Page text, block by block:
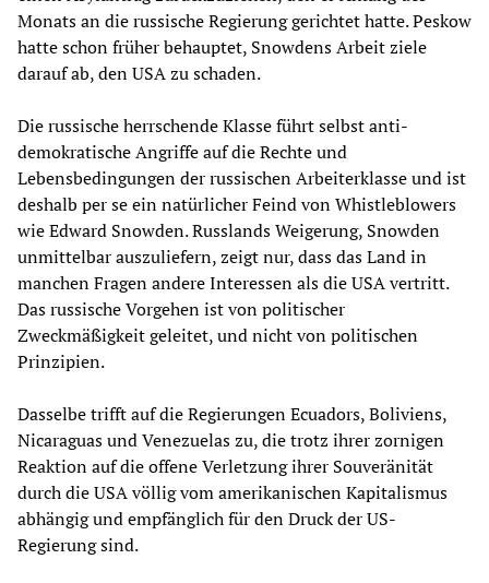
Monats an die russische Regierung gerichtet hatte. Peskow
hatte schon früher behauptet, Snowdens Arbeit ziele
darauf ab, den USA zu schaden.
Die russische herrschende Klasse führt selbst anti-
demokratische Angriffe auf die Rechte und
Lebensbedingungen der russischen Arbeiterklasse und ist
deshalb per se ein natürlicher Feind von Whistleblowers
wie Edward Snowden. Russlands Weigerung, Snowden
unmittelbar auszuliefern, zeigt nur, dass das Land in
manchen Fragen andere Interessen als die USA vertritt.
Das russische Vorgehen ist von politischer
Zweckmäßigkeit geleitet, und nicht von politischen
Prinzipien.
Dasselbe trifft auf die Regierungen Ecuadors, Boliviens,
Nicaraguas und Venezuelas zu, die trotz ihrer zornigen
Reaktion auf die offene Verletzung ihrer Souveränität
durch die USA völlig vom amerikanischen Kapitalismus
abhängig und empfänglich für den Druck der US-
Regierung sind.